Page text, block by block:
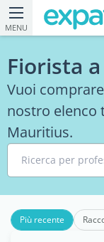
MENU
Fiorista
Vuoi
nostro elenco
Mauritius.
Ricerca per
Più recente